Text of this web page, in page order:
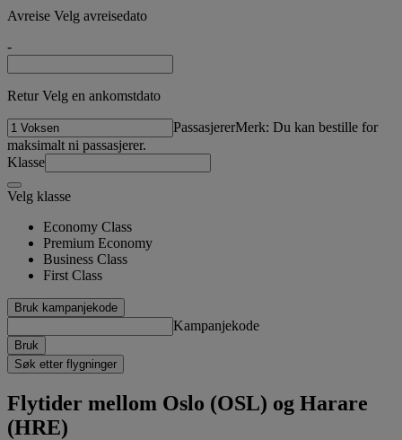
Avreise Velg avreisedato
-
Retur Velg en ankomstdato
PassasjererMerk: Du kan bestille for
maksimalt ni passasjerer.
Klasse
Velg klasse
Economy Class
Premium Economy
Business Class
First Class
Bruk kampanjekode
Kampanjekode
Bruk
Søk etter flygninger
Flytider mellom Oslo (OSL) og Harare
(HRE)